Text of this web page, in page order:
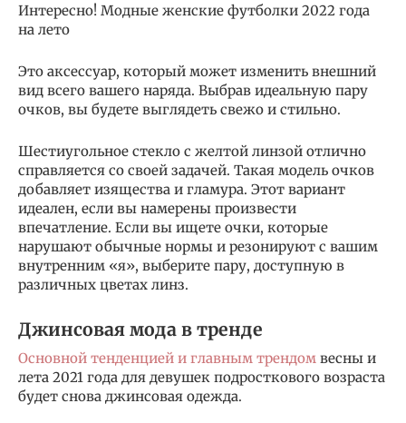
Интересно! Модные женские футболки 2022 года
на лето
Это аксессуар, который может изменить внешний
вид всего вашего наряда. Выбрав идеальную пару
очков, вы будете выглядеть свежо и стильно.
Шестиугольное стекло с желтой линзой отлично
справляется со своей задачей. Такая модель очков
добавляет изящества и гламура. Этот вариант
идеален, если вы намерены произвести
впечатление. Если вы ищете очки, которые
нарушают обычные нормы и резонируют с вашим
внутренним «я», выберите пару, доступную в
различных цветах линз.
Джинсовая мода в тренде
Основной тенденцией и главным трендом весны и
лета 2021 года для девушек подросткового возраста
будет снова джинсовая одежда.